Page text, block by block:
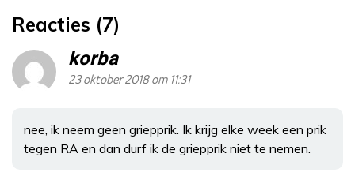
Reacties (7)
korba
23 oktober 2018 om 11:31
nee, ik neem geen griepprik. Ik krijg elke week een prik
tegen RA en dan durf ik de griepprik niet te nemen.